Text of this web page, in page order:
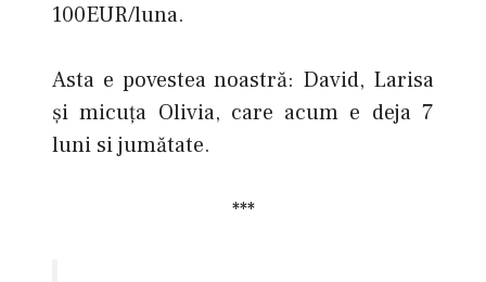
100EUR/luna.
Asta e povestea noastră: David, Larisa
şi micuța Olivia, care acum e deja 7
luni si jumătate.
***